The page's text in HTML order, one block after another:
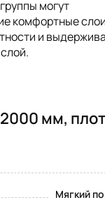
могут
комфортные
и
мм,
Мягкий